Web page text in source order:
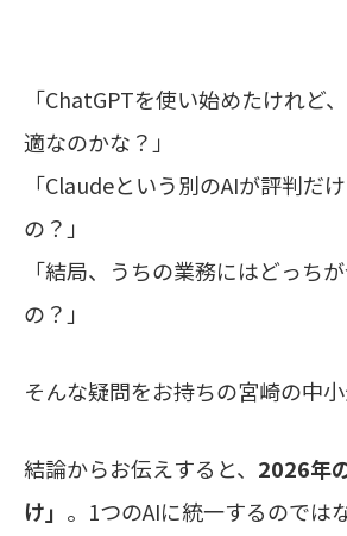
「ChatGPTを使い始めたけれど
適なのかな？」
「Claudeという別のAIが評判だ
の？」
「結局、うちの業務にはどっち
の？」
そんな疑問をお持ちの宮崎の中小
結論からお伝えすると、 2026年
け」 。1つのAIに統一するのでは